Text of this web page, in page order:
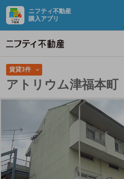
ニフティ不動産
購入アプリ
賃貸3件
アトリウム津福本町